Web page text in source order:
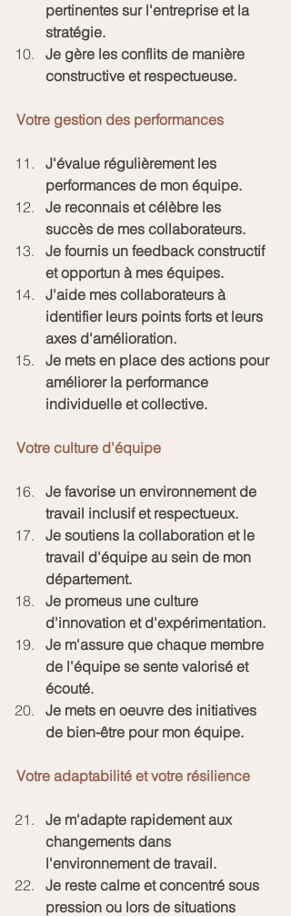
pertinentes sur l'entreprise et la
stratégie.
Je gère les conflits de manière
constructive et respectueuse.
Votre gestion des performances
J'évalue régulièrement les
performances de mon équipe.
Je reconnais et célèbre les
succès de mes collaborateurs.
Je fournis un feedback constructif
et opportun à mes équipes.
J'aide mes collaborateurs à
identifier leurs points forts et leurs
axes d'amélioration.
Je mets en place des actions pour
améliorer la performance
individuelle et collective.
Votre culture d'équipe
Je favorise un environnement de
travail inclusif et respectueux.
Je soutiens la collaboration et le
travail d'équipe au sein de mon
département.
Je promeus une culture
d'innovation et d'expérimentation.
Je m'assure que chaque membre
de l'équipe se sente valorisé et
écouté.
Je mets en oeuvre des initiatives
de bien-être pour mon équipe.
Votre adaptabilité et votre résilience
Je m'adapte rapidement aux
changements dans
l'environnement de travail.
Je reste calme et concentré sous
pression ou lors de situations